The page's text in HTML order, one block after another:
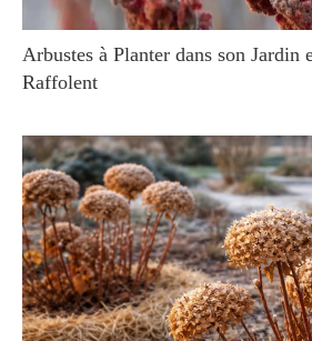
Arbustes à Planter dans son Jardin
Raffolent